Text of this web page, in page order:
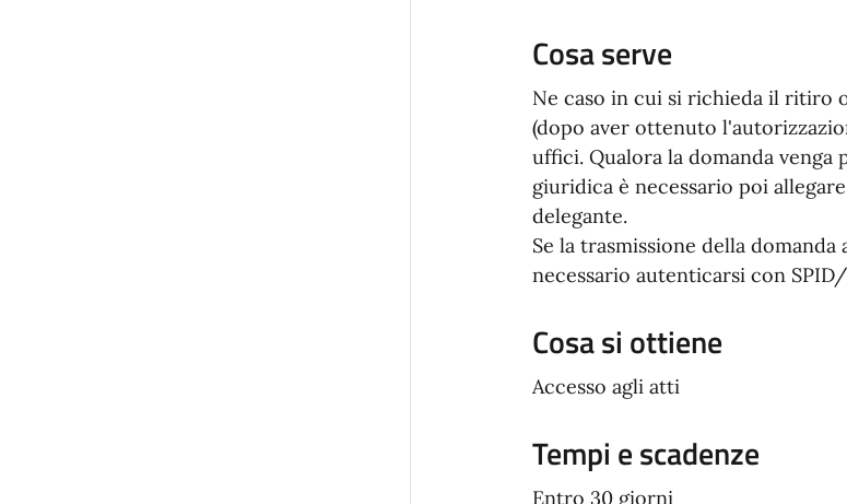
Cosa serve
Ne caso in cui si richieda il ritiro
(dopo aver ottenuto
uffici. Qualora la domanda
giuridica è necessario poi
delegante.
Se la trasmissione della
necessario autenticarsi con
Cosa si ottiene
Accesso agli atti
Tempi e scadenze
Entro 30 giorni